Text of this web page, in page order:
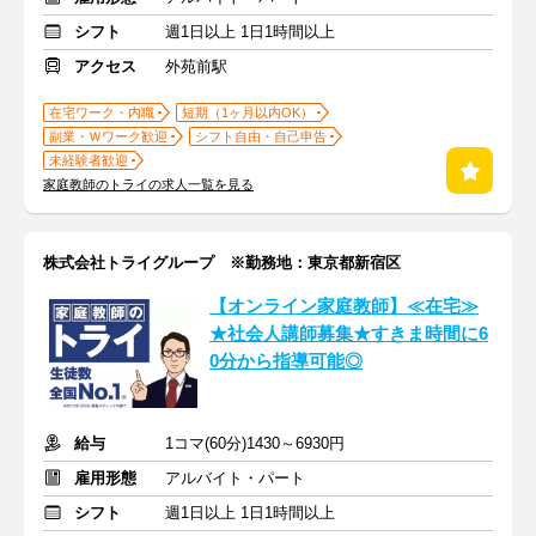
シフト
週1日以上 1日1時間以上
アクセス
外苑前駅
在宅ワーク・内職
短期（1ヶ月以内OK）
副業・Ｗワーク歓迎
シフト自由・自己申告
未経験者歓迎
家庭教師のトライの求人一覧を見る
株式会社トライグループ ※勤務地：東京都新宿区
【オンライン家庭教師】≪在宅≫
★社会人講師募集★すきま時間に6
0分から指導可能◎
給与
1コマ(60分)1430～6930円
雇用形態
アルバイト・パート
シフト
週1日以上 1日1時間以上